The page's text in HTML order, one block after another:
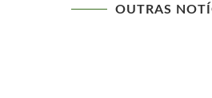
OUTRAS